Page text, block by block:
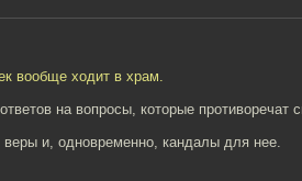
вообще ходит в храм.
на вопросы, которые
веры и, одновременно, кандалы для нее.